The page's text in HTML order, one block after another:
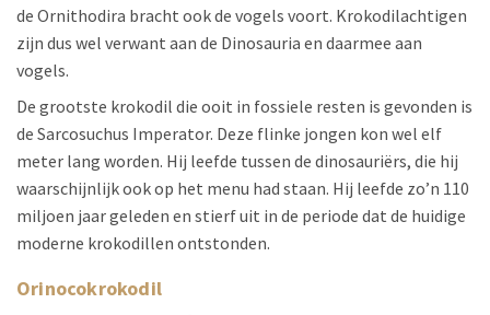
de Ornithodira bracht ook de vogels voort. Krokodilachtigen
zijn dus wel verwant aan de Dinosauria en daarmee aan
vogels.
De grootste krokodil die ooit in fossiele resten is gevonden is
de Sarcosuchus Imperator. Deze flinke jongen kon wel elf
meter lang worden. Hij leefde tussen de dinosauriërs, die hij
waarschijnlijk ook op het menu had staan. Hij leefde zo’n 110
miljoen jaar geleden en stierf uit in de periode dat de huidige
moderne krokodillen ontstonden.
Orinocokrokodil